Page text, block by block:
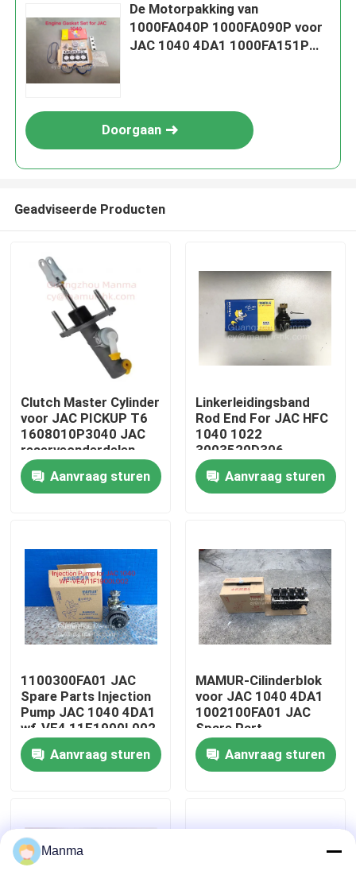
Huis
Producten
Fabrieksreis
Kwaliteitscontrole
Verzoek om een Citaat
Vrachtwagen Autodeel
Isuzu Engine Parts
De Motorpakking van
1000FA040P 1000FA090P voor
JAC 1040 4DA1 1000FA151P
Doorgaan
Geadviseerde Producten
Clutch Master Cylinder
voor JAC PICKUP T6
1608010P3040 JAC
reserveonderdelen
Aanvraag sturen
Linkerleidingsband
Rod End For JAC HFC
1040 1022
3003520D306
Aanvraag sturen
1100300FA01 JAC
Spare Parts Injection
Pump JAC 1040 4DA1
wf-VE4 11F1900L002
Aanvraag sturen
MAMUR-Cilinderblok
voor JAC 1040 4DA1
1002100FA01 JAC
Spare Part
Aanvraag sturen
Manma